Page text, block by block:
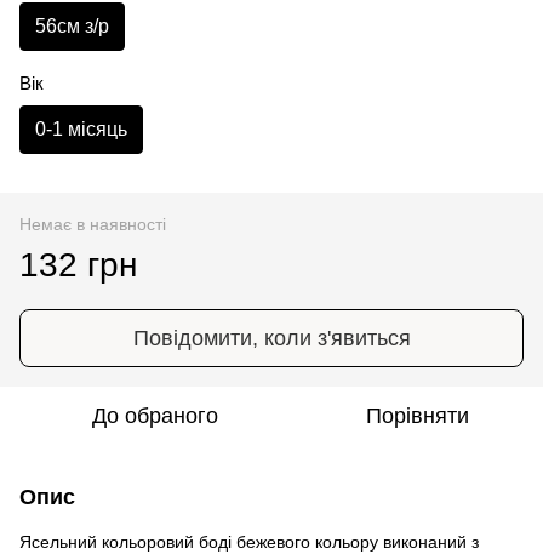
56см з/р
Вік
0-1 місяць
Немає в наявності
132 грн
Повідомити, коли з'явиться
До обраного Порівняти
Опис
Ясельний кольоровий боді бежевого кольору виконаний з